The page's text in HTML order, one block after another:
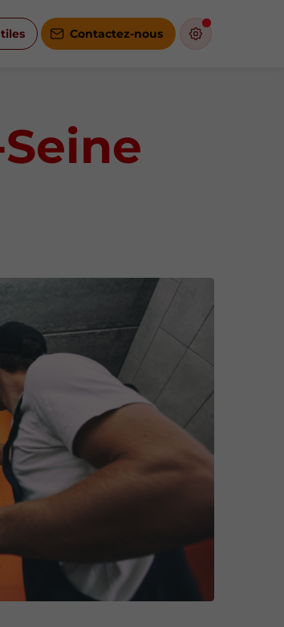
Contactez-nous